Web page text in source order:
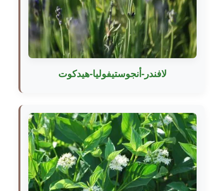
لافندر-أنجوستيفوليا-هيدكوت